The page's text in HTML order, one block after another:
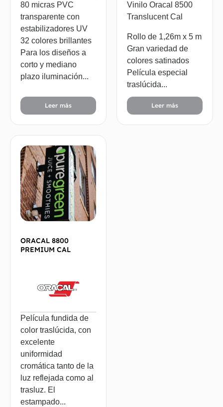
80 micras PVC
transparente con
estabilizadores UV
32 colores brillantes
Para los diseños a
corto y mediano
plazo iluminación...
Leer más
Vinilo Oracal 8500
Translucent Cal
Rollo de 1,26m x 5 m
Gran variedad de
colores satinados
Película especial
traslúcida...
Leer más
ORACAL 8800
PREMIUM CAL
Película fundida de
color traslúcida, con
excelente
uniformidad
cromática tanto de la
luz reflejada como al
trasluz. El
estampado...